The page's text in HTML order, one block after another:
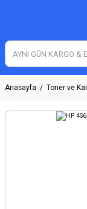
Anasayfa Toner ve